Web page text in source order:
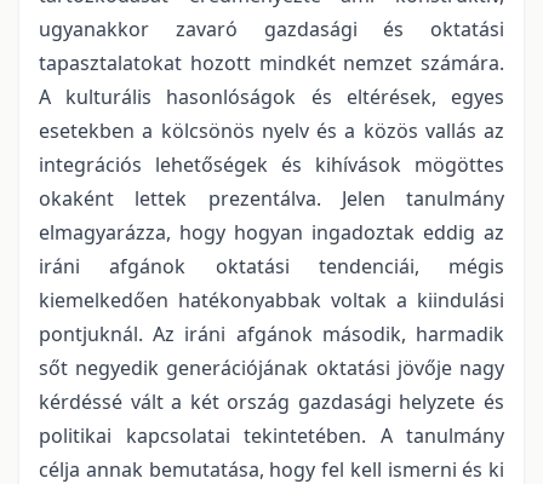
ugyanakkor zavaró gazdasági és oktatási
tapasztalatokat hozott mindkét nemzet számára.
A kulturális hasonlóságok és eltérések, egyes
esetekben a kölcsönös nyelv és a közös vallás az
integrációs lehetőségek és kihívások mögöttes
okaként lettek prezentálva. Jelen tanulmány
elmagyarázza, hogy hogyan ingadoztak eddig az
iráni afgánok oktatási tendenciái, mégis
kiemelkedően hatékonyabbak voltak a kiindulási
pontjuknál. Az iráni afgánok második, harmadik
sőt negyedik generációjának oktatási jövője nagy
kérdéssé vált a két ország gazdasági helyzete és
politikai kapcsolatai tekintetében. A tanulmány
célja annak bemutatása, hogy fel kell ismerni és ki